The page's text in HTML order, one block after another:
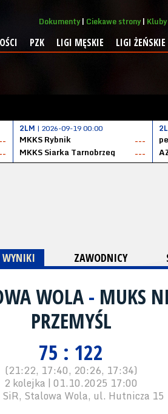
Dokumenty Ciekawe strony Kluby
PZK LIGI MĘSKIE LIGI ŻEŃSKIE
2LM | 2026-09-19 00:00
MKKS Rybnik
---
MKKS Siarka Tarnobrzeg
---
ZAWODNICY
WOLA- MUKS
PRZEMYŚL
75 : 122
(21:22, 17:40, 20:26, 17:34)
2 kolejka | 01.10.2025 17:00
Stalowa Wola, ul. Hutnicza 15